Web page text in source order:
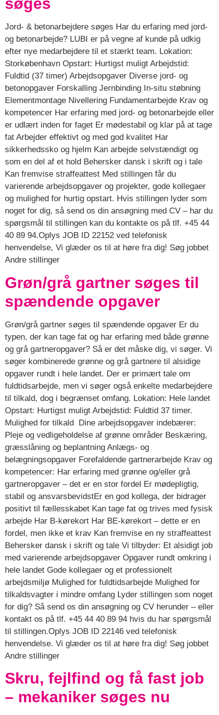
søges
Jord- & betonarbejdere søges Har du erfaring med jord-
og betonarbejde? LUBI er på vegne af kunde på udkig
efter nye medarbejdere til et stærkt team. Lokation:
Storkøbenhavn Opstart: Hurtigst muligt Arbejdstid:
Fuldtid (37 timer) Arbejdsopgaver Diverse jord- og
betonopgaver Forskalling Jernbinding In-situ støbning
Elementmontage Nivellering Fundamentarbejde Krav og
kompetencer Har erfaring med jord- og betonarbejde eller
er udlært inden for faget Er mødestabil og klar på at tage
fat Arbejder effektivt og med god kvalitet Har
sikkerhedssko og hjelm Kan arbejde selvstændigt og
som en del af et hold Behersker dansk i skrift og i tale
Kan fremvise straffeattest Med stillingen får du
varierende arbejdsopgaver og projekter, gode kollegaer
og mulighed for hurtig opstart. Hvis stillingen lyder som
noget for dig, så send os din ansøgning med CV – har du
spørgsmål til stillingen kan du kontakte os på tlf. +45 44
40 89 94.Oplys JOB ID 22152 ved telefonisk
henvendelse, Vi glæder os til at høre fra dig! Søg jobbet
Andre stillinger
Grøn/grå gartner søges til
spændende opgaver
Grøn/grå gartner søges til spændende opgaver Er du
typen, der kan tage fat og har erfaring med både grønne
og grå gartneropgaver? Så er det måske dig, vi søger. Vi
søger kombinerede grønne og grå gartnere til alsidige
opgaver rundt i hele landet. Der er primært tale om
fuldtidsarbejde, men vi søger også enkelte medarbejdere
til tilkald, dog i begrænset omfang. Lokation: Hele landet
Opstart: Hurtigst muligt Arbejdstid: Fuldtid 37 timer.
Mulighed for tilkald Dine arbejdsopgaver indebærer:
Pleje og vedligeholdelse af grønne områder Beskæring,
græsslåning og beplantning Anlægs- og
belægningsopgaver Forefaldende gartnerarbejde Krav og
kompetencer: Har erfaring med grønne og/eller grå
gartneropgaver – det er en stor fordel Er mødepligtig,
stabil og ansvarsbevidstEr en god kollega, der bidrager
positivt til fællesskabet Kan tage fat og trives med fysisk
arbejde Har B-kørekort Har BE-kørekort – dette er en
fordel, men ikke et krav Kan fremvise en ny straffeattest
Behersker dansk i skrift og tale Vi tilbyder: Et alsidigt job
med varierende arbejdsopgaver Opgaver rundt omkring i
hele landet Gode kollegaer og et professionelt
arbejdsmiljø Mulighed for fuldtidsarbejde Mulighed for
tilkaldsvagter i mindre omfang Lyder stillingen som noget
for dig? Så send os din ansøgning og CV herunder – eller
kontakt os på tlf. +45 44 40 89 94 hvis du har spørgsmål
til stillingen.Oplys JOB ID 22146 ved telefonisk
henvendelse. Vi glæder os til at høre fra dig! Søg jobbet
Andre stillinger
Skru, fejlfind og få fast job
– mekaniker søges nu